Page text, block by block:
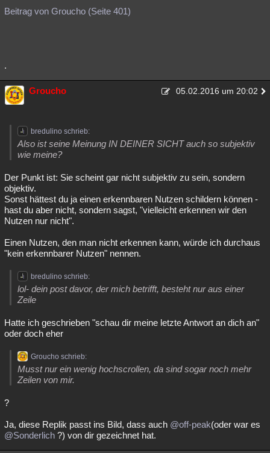
Beitrag von Groucho (Seite 401)
.
Groucho 05.02.2016 um 20:02
bredulino schrieb:
Also ist seine Meinung IN DEINER SICHT auch so subjektiv
wie meine?
Der Punkt ist: Sie scheint gar nicht subjektiv zu sein, sondern
objektiv.
Sonst hättest du ja einen erkennbaren Nutzen schildern können -
hast du aber nicht, sondern sagst, "vielleicht erkennen wir den
Nutzen nur nicht".
Einen Nutzen, den man nicht erkennen kann, würde ich durchaus
"kein erkennbarer Nutzen" nennen.
bredulino schrieb:
lol- dein post davor, der mich betrifft, besteht nur aus einer
Zeile
Hatte ich geschrieben "schau dir meine letzte Antwort an dich an"
oder doch eher
Groucho schrieb:
Musst nur ein wenig hochscrollen, da sind sogar noch mehr
Zeilen von mir.
?
Ja, diese Replik passt ins Bild, dass auch @off-peak(oder war es
@Sonderlich ?) von dir gezeichnet hat.